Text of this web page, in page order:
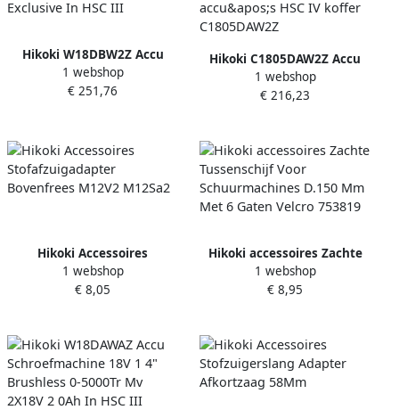
Hikoki W18DBW2Z Accu
Schroefmachine 18V 1 4"
Brushless 0-3000Tr Mv
1 webshop
€ 251,76
Hikoki C1805DAW2Z Accu
cirkelzaag 18 V 47 mm
Exclusief lader en
1 webshop
€ 216,23
Hikoki Accessoires
Stofafzuigadapter
Bovenfrees M12V2 M12Sa2
1 webshop
€ 8,05
Hikoki accessoires Zachte
Tussenschijf Voor
Schuurmachines D.150 Mm
1 webshop
€ 8,95